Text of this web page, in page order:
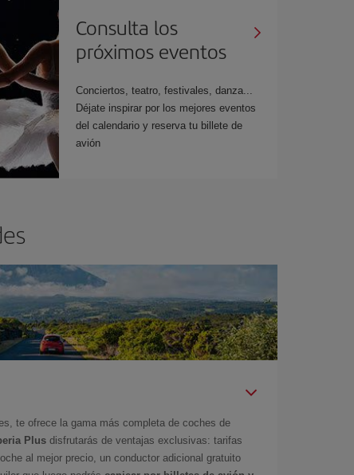
Consulta los
próximos eventos
Conciertos, teatro, festivales, danza...
Déjate inspirar por los mejores eventos
del calendario y reserva tu billete de
avión
te ofrece la gama más completa de coches de
Plus disfrutarás de ventajas exclusivas: tarifas
al mejor precio, un conductor adicional gratuito